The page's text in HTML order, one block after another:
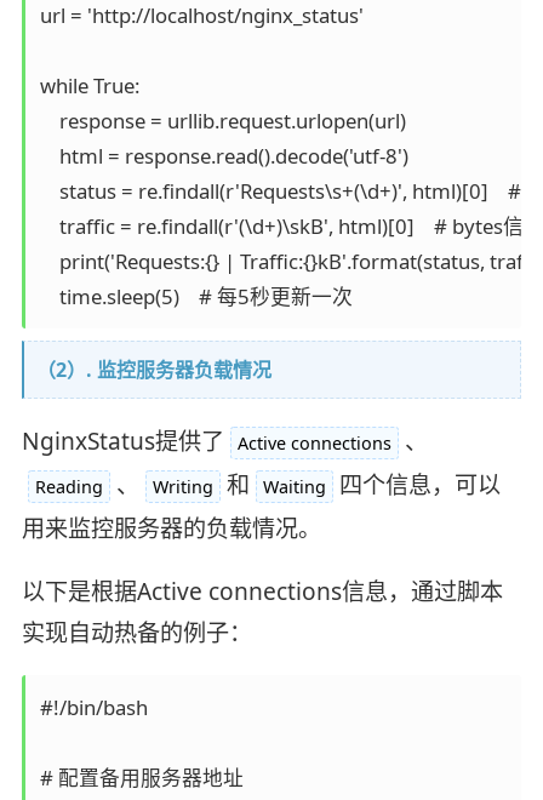
url = 'http://localhost/nginx_status'
while True:
    response = urllib.request.urlopen(url)
    html = response.read().decode('utf-8')
status = re.findall(r'Requests\s+(\d+)', html)[0]
    traffic = re.findall(r'(\d+)\skB', html)[0]    # bytes信息
print('Requests:{} | Traffic:{}kB'.format(status,
（2）. 监控服务器负载情况
NginxStatus提供了 Active connections 、
Reading 、 Writing 和 Waiting
四个信息，可以
用来监控服务器的负载情况。
以下是根据Active connections信息，通过脚本
实现自动热备的例子：
#!/bin/bash
# 配置备用服务器地址